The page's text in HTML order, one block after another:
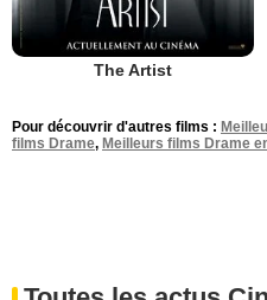
The Artist
Pour découvrir d'autres films :
films Drame, Meilleurs films Drame